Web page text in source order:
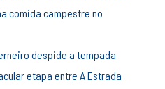
comida campestre no
despide a tempada
etapa entre A Estrada